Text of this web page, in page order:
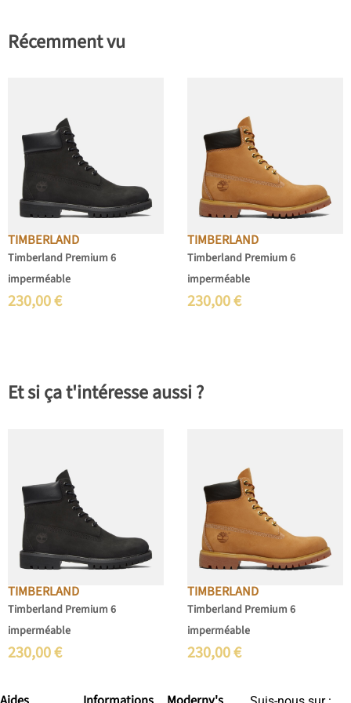
Récemment vu
TIMBERLAND
Timberland Premium 6
imperméable
230,00€
TIMBERLAND
Timberland Premium 6
imperméable
230,00€
Et si ça t'intéresse aussi ?
TIMBERLAND
Timberland Premium 6
imperméable
230,00€
TIMBERLAND
Timberland Premium 6
imperméable
230,00€